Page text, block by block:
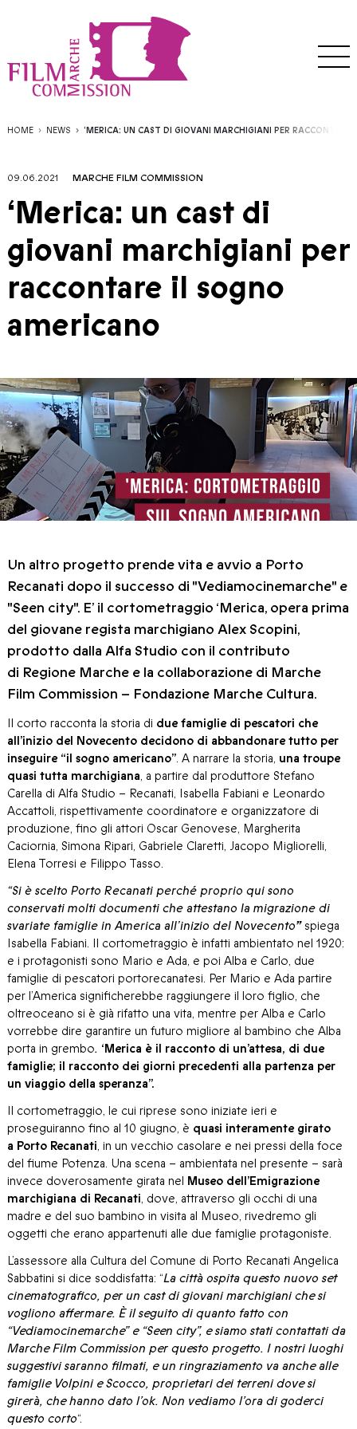
HOME NEWS ‘MERICA: UN CAST DI GIOVANI MARCHIGIANI PER RACCONTARE
09.06.2021 MARCHE FILM COMMISSION
‘Merica: un cast di
giovani marchigiani per
raccontare il sogno
americano
Un altro progetto prende vita e avvio a Porto
Recanati dopo il successo di "Vediamocinemarche" e
"Seen city". E’ il cortometraggio ‘Merica, opera prima
del giovane regista marchigiano Alex Scopini,
prodotto dalla Alfa Studio con il contributo
di Regione Marche e la collaborazione di Marche
Film Commission – Fondazione Marche Cultura.
Il corto racconta la storia di due famiglie di pescatori che
all’inizio del Novecento decidono di abbandonare tutto per
inseguire “il sogno americano”. A narrare la storia, una troupe
quasi tutta marchigiana, a partire dal produttore Stefano
Carella di Alfa Studio – Recanati, Isabella Fabiani e Leonardo
Accattoli, rispettivamente coordinatore e organizzatore di
produzione, fino gli attori Oscar Genovese, Margherita
Caciornia, Simona Ripari, Gabriele Claretti, Jacopo Migliorelli,
Elena Torresi e Filippo Tasso.
“Si è scelto Porto Recanati perché proprio qui sono
conservati molti documenti che attestano la migrazione di
svariate famiglie in America all’inizio del Novecento” spiega
Isabella Fabiani. Il cortometraggio è infatti ambientato nel 1920:
e i protagonisti sono Mario e Ada, e poi Alba e Carlo, due
famiglie di pescatori portorecanatesi. Per Mario e Ada partire
per l’America significherebbe raggiungere il loro figlio, che
oltreoceano si è già rifatto una vita, mentre per Alba e Carlo
vorrebbe dire garantire un futuro migliore al bambino che Alba
porta in grembo. ‘Merica è il racconto di un’attesa, di due
famiglie; il racconto dei giorni precedenti alla partenza per
un viaggio della speranza”.
Il cortometraggio, le cui riprese sono iniziate ieri e
proseguiranno fino al 10 giugno, è quasi interamente girato
a Porto Recanati, in un vecchio casolare e nei pressi della foce
del fiume Potenza. Una scena – ambientata nel presente – sarà
invece doverosamente girata nel Museo dell’Emigrazione
marchigiana di Recanati, dove, attraverso gli occhi di una
madre e del suo bambino in visita al Museo, rivedremo gli
oggetti che erano appartenuti alle due famiglie protagoniste.
L’assessore alla Cultura del Comune di Porto Recanati Angelica
Sabbatini si dice soddisfatta: “La città ospita questo nuovo set
cinematografico, per un cast di giovani marchigiani che si
vogliono affermare. È il seguito di quanto fatto con
“Vediamocinemarche” e “Seen city”, e siamo stati contattati da
Marche Film Commission per questo progetto. I nostri luoghi
suggestivi saranno filmati, e un ringraziamento va anche alle
famiglie Volpini e Scocco, proprietari dei terreni dove si
girerà, che hanno dato l’ok. Non vediamo l’ora di goderci
questo corto“.